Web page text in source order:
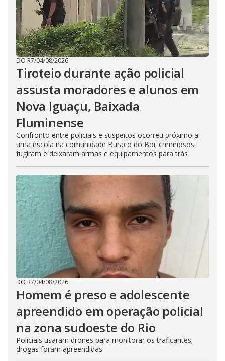
DO R7/04/08/2026
Tiroteio durante ação policial
assusta moradores e alunos em
Nova Iguaçu, Baixada
Fluminense
Confronto entre policiais e suspeitos ocorreu próximo a
uma escola na comunidade Buraco do Boi; criminosos
fugiram e deixaram armas e equipamentos para trás
DO R7/04/08/2026
Homem é preso e adolescente
apreendido em operação policial
na zona sudoeste do Rio
Policiais usaram drones para monitorar os traficantes;
drogas foram apreendidas